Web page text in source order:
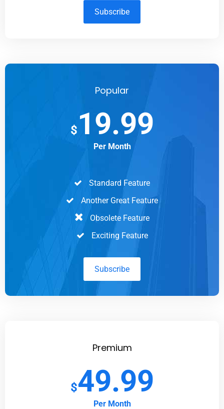
Subscribe
Popular
$ 19.99
Per Month
Standard Feature
Another Great Feature
Obsolete Feature
Exciting Feature
Subscribe
Premium
$49.99
Per Month